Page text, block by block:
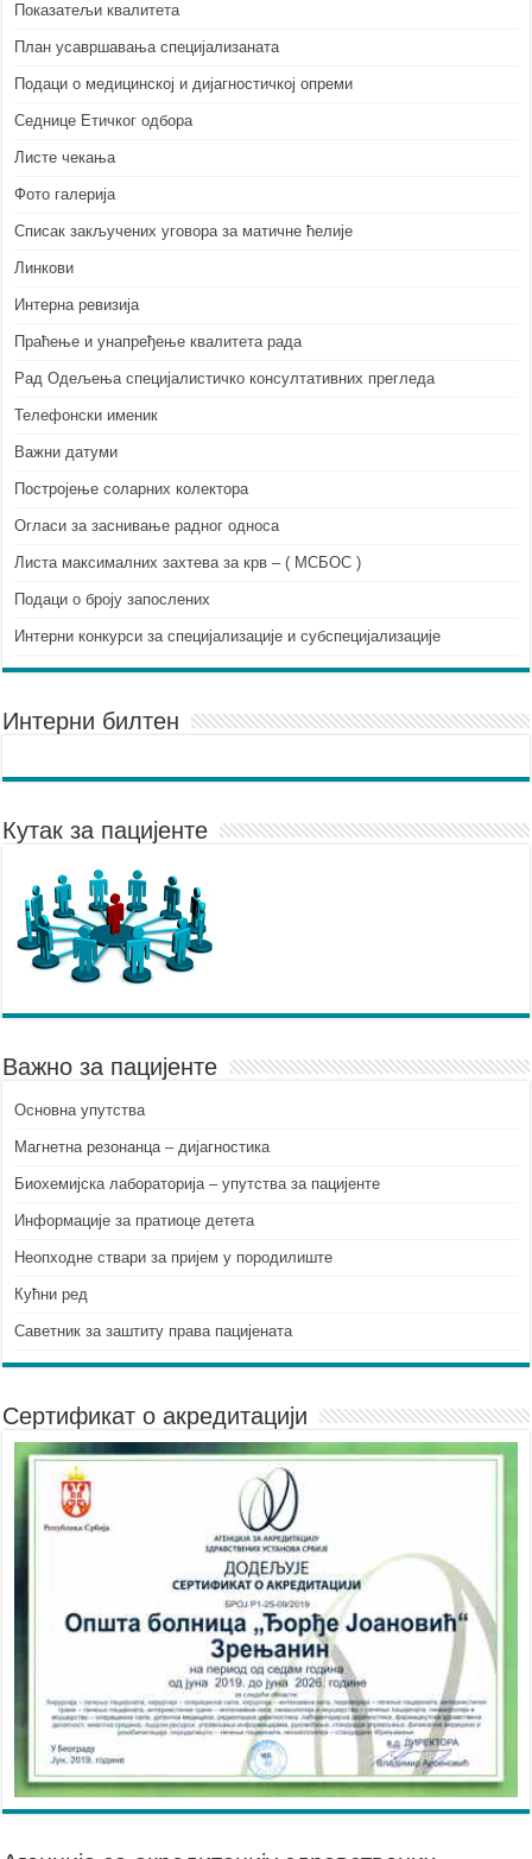
Показатељи квалитета
План усавршавања специјализаната
Подаци о медицинској и дијагностичкој опреми
Седнице Етичког одбора
Листе чекања
Фото галерија
Списак закључених уговора за матичне ћелије
Линкови
Интерна ревизија
Праћење и унапређење квалитета рада
Рад Одељења специјалистичко консултативних прегледа
Телефонски именик
Важни датуми
Постројење соларних колектора
Огласи за заснивање радног односа
Листа максималних захтева за крв – ( МСБОС )
Подаци о броју запослених
Интерни конкурси за специјализације и субспецијализације
Интерни билтен
Кутак за пацијенте
Важно за пацијенте
Основна упутства
Mагнетна резонанца – дијагностика
Биохемијска лабораторија – упутства за пацијенте
Информације за пратиоце детета
Неопходне ствари за пријем у породилиште
Кућни ред
Саветник за заштиту права пацијената
Сертификат о акредитацији